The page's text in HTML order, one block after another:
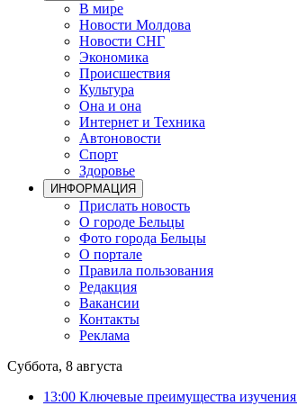
В мире
Новости Молдова
Новости СНГ
Экономика
Происшествия
Культура
Она и она
Интернет и Техника
Автоновости
Спорт
Здоровье
ИНФОРМАЦИЯ
Прислать новость
О городе Бельцы
Фото города Бельцы
О портале
Правила пользования
Редакция
Вакансии
Контакты
Реклама
Суббота, 8 августа
13:00 Ключевые преимущества